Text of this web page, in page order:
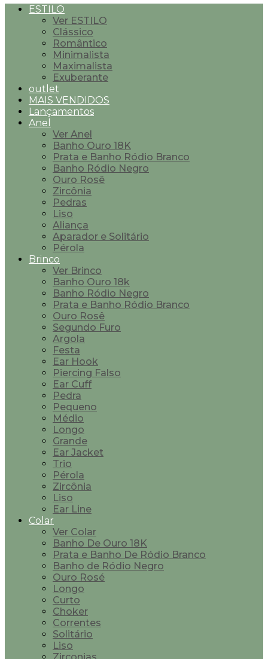
ESTILO
Ver ESTILO
Clássico
Romântico
Minimalista
Maximalista
Exuberante
outlet
MAIS VENDIDOS
Lançamentos
Anel
Ver Anel
Banho Ouro 18K
Prata e Banho Ródio Branco
Banho Ródio Negro
Ouro Rosê
Zircônia
Pedras
Liso
Aliança
Aparador e Solitário
Pérola
Brinco
Ver Brinco
Banho Ouro 18k
Banho Ródio Negro
Prata e Banho Ródio Branco
Ouro Rosê
Segundo Furo
Argola
Festa
Ear Hook
Piercing Falso
Ear Cuff
Pedra
Pequeno
Médio
Longo
Grande
Ear Jacket
Trio
Pérola
Zircônia
Liso
Ear Line
Colar
Ver Colar
Banho De Ouro 18K
Prata e Banho De Ródio Branco
Banho de Ródio Negro
Ouro Rosé
Longo
Curto
Choker
Correntes
Solitário
Liso